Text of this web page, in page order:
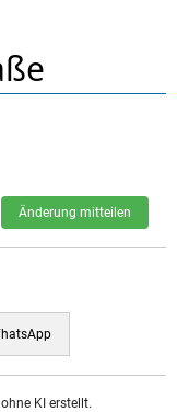
Änderung mitteilen
KI erstellt.